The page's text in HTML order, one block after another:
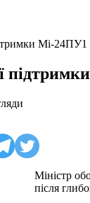
Мі-
Міністр
після